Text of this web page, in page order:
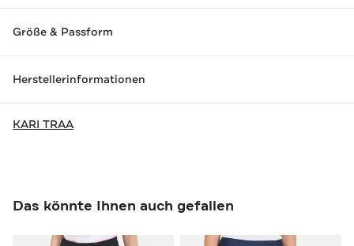
Größe & Passform
Herstellerinformationen
KARI TRAA
Das könnte Ihnen auch gefallen